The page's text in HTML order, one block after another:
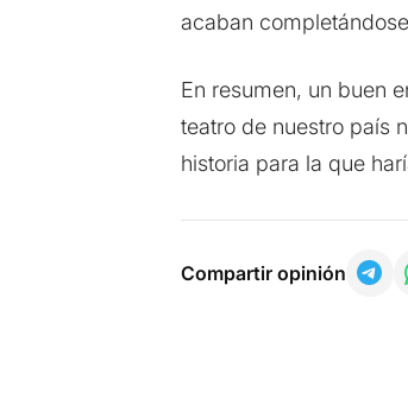
acaban
En resumen, un buen
teatro de nuestro país
historia para la que
Compartir opinión